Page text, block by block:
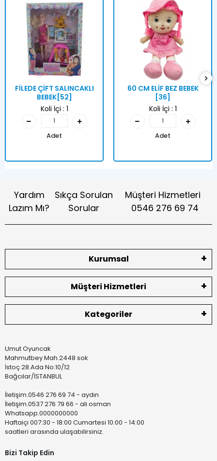
FİLEDE ÇİFT SALINCAKLI
BEBEK[52]
Koli İçi : 1
Adet
60 CM ELİF BEZ BEBEK
[36]
Koli İçi : 1
Adet
Yardım
Lazım Mı?
Sıkça Sorulan
Sorular
Müşteri Hizmetleri
0546 276 69 74
Kurumsal
Müşteri Hizmetleri
Kategoriler
Umut Oyuncak
Mahmutbey Mah.2448 sok
İstoç 28.Ada No:10/12
Bağcılar/İSTANBUL
İletişim.0546 276 69 74 - aydın
İletişim.0537 276 79 66 - ali osman
Whatsapp.0000000000
Haftaiçi 007:30 - 18:00 Cumartesi 10:00 - 14:00
saatleri arasında ulaşabilirsiniz.
Bizi Takip Edin